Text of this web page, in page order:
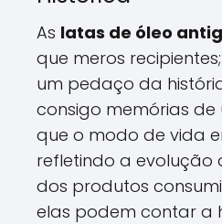
As latas de óleo
que meros
um pedaço da
consigo memórias
que o modo de vida
refletindo a evolução
dos produtos
elas podem contar a